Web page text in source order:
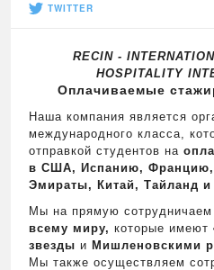
TWITTER
RECIN -
HOSPITALITY
Oплачиваемые
Наша компания является
международного класса,
отправкой студентов на
в США, Испанию, Францию,
Эмираты, Китай, Тайланд
Мы на прямую сотрудничаем
всему миру,которые имеют
звезды и Мишленовскими
Мы также осуществляем